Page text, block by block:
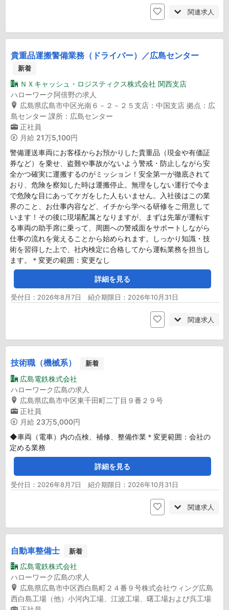
関連求人
貴重品運搬警備業務（ドライバー）／広島センター
新着
ＮＸキャッシュ・ロジスティクス株式会社 関西支店
ハローワーク阿倍野の求人
広島県広島市中区光南６－２－２５支店：中国支店 拠点：広
島センター 課所：広島センター
正社員
月給 21万5,100円
警備運送車両にお客様からお預かりした貴重品（現金や有価証
券など）を乗せ、盗難や事故がないよう警戒・防止しながら安
全かつ確実に運搬するのがミッション！安全第一が徹底されて
おり、危険を察知した時は運搬停止。無理をしない運行で今ま
で危険な目にあってケガをした人もいません。入社後はこの業
界のこと、お仕事内容など、イチから学べる研修をご用意して
います！その後に現場配属となりますが、まずは先輩が運転す
る車両の助手席に乗って、周囲への警戒面をサポートしながら
仕事の流れを覚えることから始められます。しっかり知識・技
術を習得した上で、社内検定に合格してから運転業務を担当し
ます。＊変更の範囲：変更なし
詳細を見る
受付日：2026年8月7日 紹介期限日：2026年10月31日
関連求人
技術職（機械系） 新着
広島電鉄株式会社
ハローワーク広島の求人
広島県広島市中区東千田町二丁目９番２９号
正社員
月給 23万5,000円
◆車両（電車）内の点検、補修、整備作業＊変更範囲：会社の
定める業務
詳細を見る
受付日：2026年8月7日 紹介期限日：2026年10月31日
関連求人
自動車整備士 新着
広島電鉄株式会社
ハローワーク広島の求人
広島県広島市中区西白島町２４番９号株式会社ウィング広島
西白島工場（他）小河内工場、江波工場、曙工場および呉工場